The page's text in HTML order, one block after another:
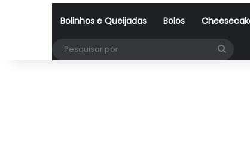
Bolinhos e Queijadas Bolos